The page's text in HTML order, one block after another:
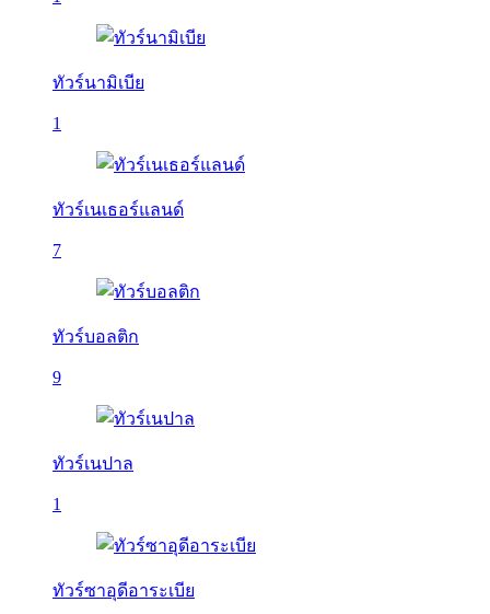
ทัวร์นามิเบีย
1
ทัวร์เนเธอร์แลนด์
7
ทัวร์บอลติก
9
ทัวร์เนปาล
1
ทัวร์ซาอุดีอาระเบีย